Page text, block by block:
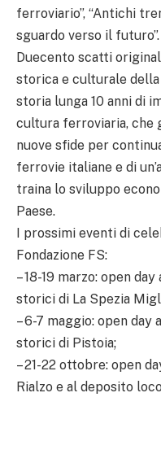
ferroviario”, “Antichi
sguardo verso il futuro”.
Duecento scatti
storica e culturale della
storia lunga 10 anni di
cultura ferroviaria, che
nuove sfide per
ferrovie italiane e di
traina lo sviluppo
Paese.
I prossimi eventi di
Fondazione FS:
– 18-19 marzo: open
storici di La Spezia
– 6-7 maggio: open
storici di Pistoia;
– 21-22 ottobre: open
Rialzo e al deposito